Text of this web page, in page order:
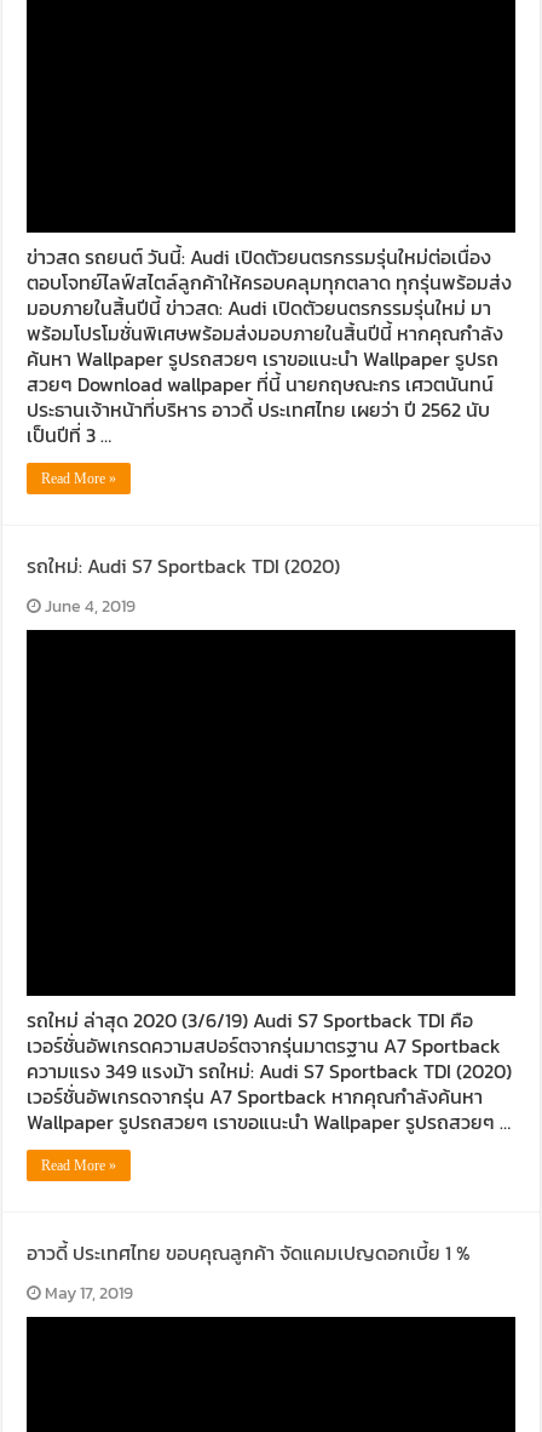
ข่าวสด รถยนต์ วันนี้: Audi เปิดตัวยนตรกรรมรุ่นใหม่ต่อเนื่อง
ตอบโจทย์ไลฟ์สไตล์ลูกค้าให้ครอบคลุมทุกตลาด ทุกรุ่นพร้อมส่ง
มอบภายในสิ้นปีนี้ ข่าวสด: Audi เปิดตัวยนตรกรรมรุ่นใหม่ มา
พร้อมโปรโมชั่นพิเศษพร้อมส่งมอบภายในสิ้นปีนี้ หากคุณกำลัง
ค้นหา Wallpaper รูปรถสวยๆ เราขอแนะนำ Wallpaper รูปรถ
สวยๆ Download wallpaper ที่นี้ นายกฤษณะกร เศวตนันทน์
ประธานเจ้าหน้าที่บริหาร อาวดี้ ประเทศไทย เผยว่า ปี 2562 นับ
เป็นปีที่ 3 …
Read More »
รถใหม่: Audi S7 Sportback TDI (2020)
June 4, 2019
รถใหม่ ล่าสุด 2020 (3/6/19) Audi S7 Sportback TDI คือ
เวอร์ชั่นอัพเกรดความสปอร์ตจากรุ่นมาตรฐาน A7 Sportback
ความแรง 349 แรงม้า รถใหม่: Audi S7 Sportback TDI (2020)
เวอร์ชั่นอัพเกรดจากรุ่น A7 Sportback หากคุณกำลังค้นหา
Wallpaper รูปรถสวยๆ เราขอแนะนำ Wallpaper รูปรถสวยๆ …
Read More »
อาวดี้ ประเทศไทย ขอบคุณลูกค้า จัดแคมเปญดอกเบี้ย 1 %
May 17, 2019